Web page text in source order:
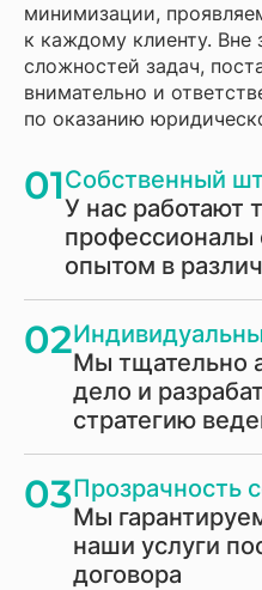
минимизации,
к каждому клиенту. Вне
сложностей задач,
внимательно и
по оказанию
01Собственный
У нас работают
профессионалы
опытом в
02Мы тщательно
дело и
стратегию
03Прозрачность
Мы
наши услуги
договора